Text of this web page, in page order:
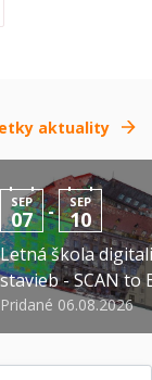
aktuality
SEP
07 - SEP
10
Letná škola
stavieb - SCAN to
Pridané 06.08.2026